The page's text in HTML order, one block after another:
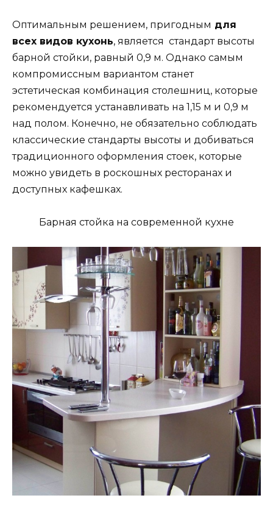
Оптимальным решением, пригодным для
всех видов кухонь, является стандарт высоты
барной стойки, равный 0,9 м. Однако самым
компромиссным вариантом станет
эстетическая комбинация столешниц, которые
рекомендуется устанавливать на 1,15 м и 0,9 м
над полом. Конечно, не обязательно соблюдать
классические стандарты высоты и добиваться
традиционного оформления стоек, которые
можно увидеть в роскошных ресторанах и
доступных кафешках.
Барная стойка на современной кухне